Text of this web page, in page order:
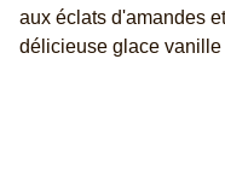
aux éclats d'amandes
délicieuse glace vanille